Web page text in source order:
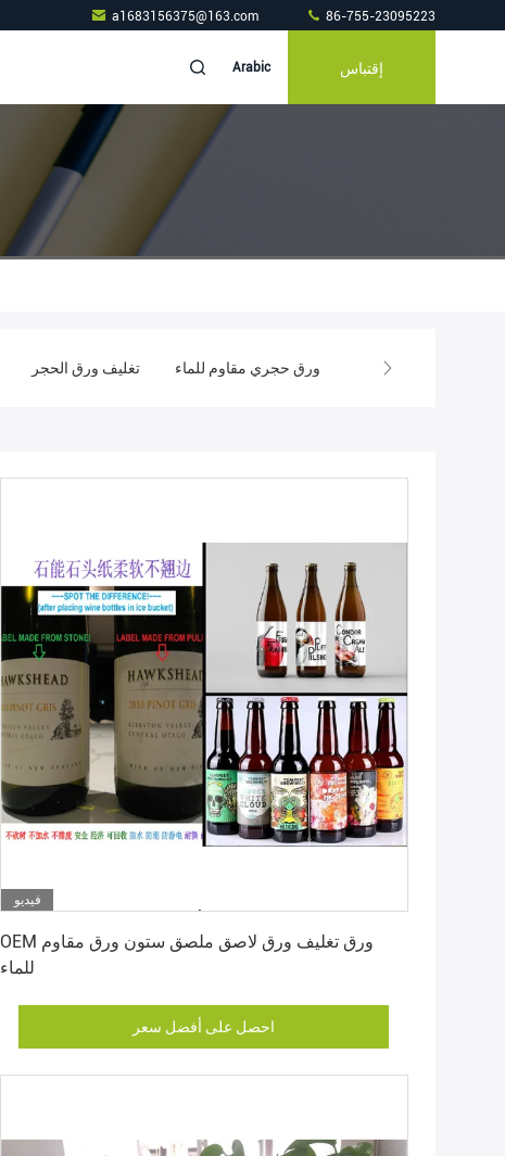
a1683156375@163.com 86-755-23095223
Arabic إقتباس
تغليف ورق الحجر ورق حجري مقاوم للماء بولي قابلة للتسميد
فيديو
OEM ورق تغليف ورق لاصق ملصق ستون ورق مقاوم
للماء
احصل على أفضل سعر